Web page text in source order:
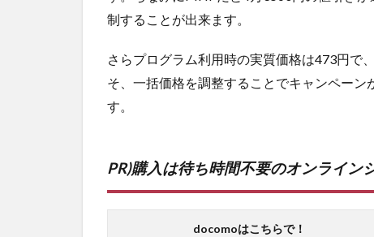
制することが出来ます。
さらプログラム利用時の実質価格は473円で
そ、一括価格を調整することでキャンペー
す。
PR)購入は待ち時間不要のオンライン
docomoはこちらで！